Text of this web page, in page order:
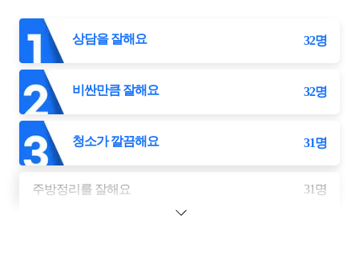
상담을 잘해요 32명
비싼만큼 잘해요 32명
청소가 깔끔해요 31명
주방정리를 잘해요 31 명